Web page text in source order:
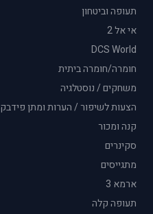
תעופה וביטחון
אי אל 2
DCS World
חומרה/חומרה ביתית
משחקים / נוסטלגיה
הצעות לשיפור / הערות ומתן פידבק
קנה ומכור
סקינרים
מתגייסים
ארמא 3
תעופה קלה